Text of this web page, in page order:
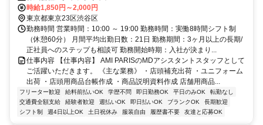
時給1,850円～2,000円
東京都東京23区渋谷区
勤務時間 営業時間：10:00 ～ 19:00 勤務時間：実働8時間シフト制
（休憩60分） 月間平均出勤日数：21日 勤務期間：3ヶ月以上の長期/
正社員へのステップも相談可 勤務開始時期：入社が決まり...
仕事内容 【仕事内容】 AMI PARISのMDアシスタントスタッフとして
ご活躍いただきます。 《主な業務》 ・店頭補充出荷 ・ユニフォーム
出荷 ・店頭用商品台帳作成 ・商品説明資料作成 店舗用商品...
フリーター歓迎 給料前払いOK 学歴不問 即日勤務OK 平日のみOK
転勤なし
交通費全額支給
経験者歓迎 週払いOK 即日払いOK ブランクOK
長期歓迎
シフト制
週4日以上OK 土日祝休み 服装自由 履歴書不要 友達と応募OK